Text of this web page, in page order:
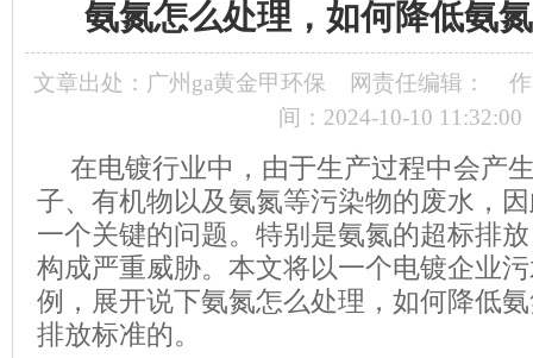
氨氮怎么处理，如何降低氨
文章出处：广州ga黄金甲环保 网责任编辑：
间：2024-10-10 11:32:00
在电镀行业中，由于生产过程中会产
子、有机物以及氨氮等污染物的废水，
一个关键的问题。特别是氨氮的超标排
构成严重威胁。本文将以一个电镀企业
例， 展开说下氨氮怎么处理，如何降低
排放标准的。